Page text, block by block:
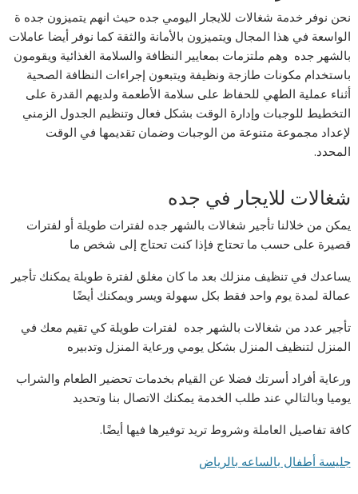
نحن نوفر خدمة شغالات للايجار اليومي جده حيث انهم يتميزون جده ة
الواسعة في هذا المجال ويتميزون بالأمانة والثقة كما نوفر أيضا عاملات
بالشهر جده وهم ملتزمات بمعايير النظافة والسلامة الغذائية ويقومون
باستخدام مكونات طازجة ونظيفة ويتبعون إجراءات النظافة الصحية
أثناء عملية الطهي للحفاظ على سلامة الأطعمة ولديهم القدرة على
التخطيط للوجبات وإدارة الوقت بشكل فعال وتنظيم الجدول الزمني
لإعداد مجموعة متنوعة من الوجبات وضمان تقديمها في الوقت
المحدد.
شغالات للايجار في جده
يمكن من خلالنا تأجير شغالات بالشهر جده لفترات طويلة أو لفترات
قصيرة على حسب ما تحتاج فإذا كنت تحتاج إلى شخص ما
يساعدك في تنظيف منزلك بعد ما كان مغلق لفترة طويلة يمكنك تأجير
عمالة لمدة يوم واحد فقط بكل سهولة ويسر ويمكنك أيضًا
تأجير عدد من شغالات بالشهر جده لفترات طويلة كي تقيم معك في
المنزل لتنظيف المنزل بشكل يومي ورعاية المنزل وتدبيره
ورعاية أفراد أسرتك فضلا عن القيام بخدمات تحضير الطعام والشراب
يوميا وبالتالي عند طلب الخدمة يمكنك الاتصال بنا وتحديد
كافة تفاصيل العاملة وشروط تريد توفيرها فيها أيضًا.
جليسة أطفال بالساعه بالرياض